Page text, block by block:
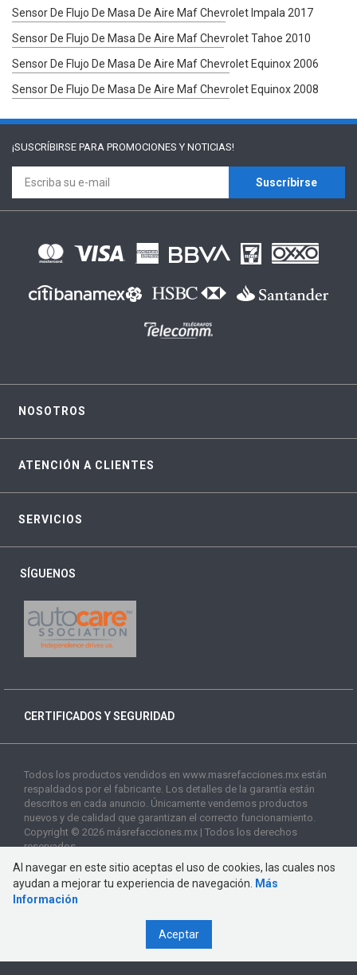
Sensor De Flujo De Masa De Aire Maf Chevrolet Impala 2017
Sensor De Flujo De Masa De Aire Maf Chevrolet Tahoe 2010
Sensor De Flujo De Masa De Aire Maf Chevrolet Equinox 2006
Sensor De Flujo De Masa De Aire Maf Chevrolet Equinox 2008
¡SUSCRÍBIRSE PARA PROMOCIONES Y NOTICIAS!
Suscríbirse
NOSOTROS
ATENCIÓN A CLIENTES
SERVICIOS
SÍGUENOS
CERTIFICADOS Y SEGURIDAD
Todos los productos vendidos en www.masrefacciones.mx están
respaldados por el fabricante. Los detalles de la garantía están
descritos en cada anuncio. Únicamente vendemos productos
nuevos y de calidad que garantizan el correcto funcionamiento.
Copyright © 2026 másrefacciones.mx | Todos los derechos
reservados
Al navegar en este sitio aceptas el uso de cookies, las cuales nos
ayudan a mejorar tu experiencia de navegación.
Más
Información
Aceptar